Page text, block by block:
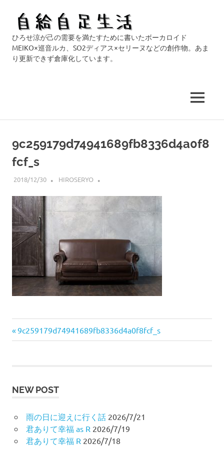
給
生
活
ひろせ涼が己の需要を満たすために書いたボーカロイド
MEIKO×巡音ルカ、SO2ディアス×セリーヌなどの創作物。あま
り更新できず倉庫化しています。
MENU
9c259179d74941689fb8336d4a0f8
fcf_s
2018/12/30 HIROSERYO
投
ビ
ゲ
ー
前
の
9c259179d74941689fb8336d4a0f8fcf_s
NEW POST
雨の日に迎えに行く話 2026/7/21
君ありて幸福 as R 2026/7/19
君ありて幸福 R 2026/7/18